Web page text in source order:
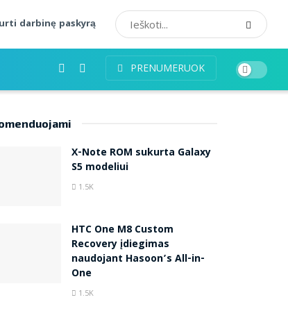
darbinę paskyrą
PRENUMERUOK
X-Note ROM sukurta Galaxy
S5 modeliui
1.5K
HTC One M8 Custom
Recovery įdiegimas
naudojant Hasoon’s All-in-
One
1.5K